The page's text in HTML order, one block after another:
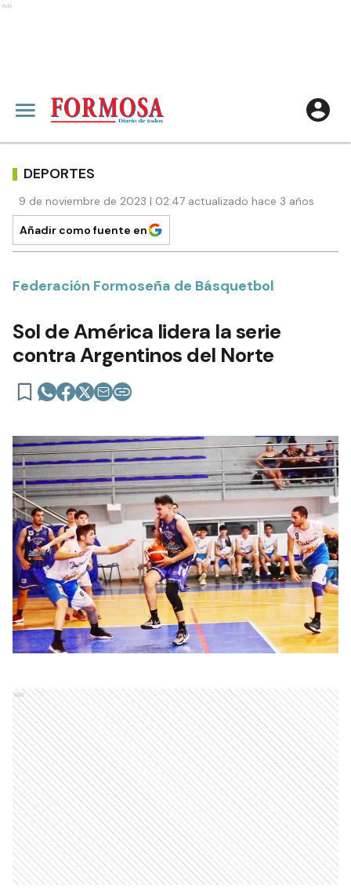
Ads
DEPORTES
9 de noviembre de 2023 | 02:47 actualizado hace 3 años
Añadir como fuente en
Federación Formoseña de Básquetbol
Sol de América lidera la serie
contra Argentinos del Norte
Ads